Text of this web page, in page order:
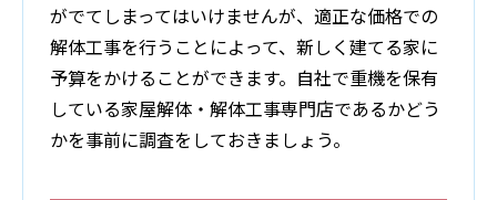
がでてしまってはいけませんが、適正な価格での
解体工事を行うことによって、新しく建てる家に
予算をかけることができます。自社で重機を保有
している家屋解体・解体工事専門店であるかどう
かを事前に調査をしておきましょう。